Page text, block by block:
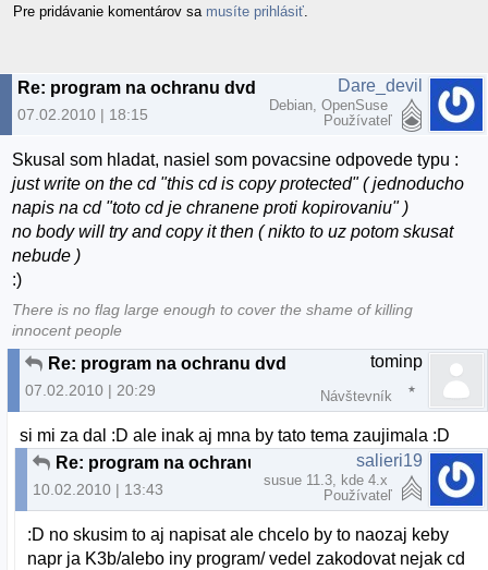
Pre pridávanie komentárov sa musíte prihlásiť
Re: program na ochranu dvd
07.02.2010 | 18:15
Dare_devil
Debian, OpenSuse
Používateľ
Skusal som hladat, nasiel som povacsine odpovede typu :
just write on the cd "this cd is copy protected" ( jednoducho
napis na cd "toto cd je chranene proti kopirovaniu" )
no body will try and copy it then ( nikto to uz potom skusat
nebude )
:)
There is no flag large enough to cover the shame of killing
innocent people
Re: program na ochranu dvd
07.02.2010 | 20:29
tominp
Návštevník
si mi za dal :D ale inak aj mna by tato tema zaujimala :D
Re: program na ochranu dvd
10.02.2010 | 13:43
salieri19
susue 11.3, kde 4.x
Používateľ
:D no skusim to aj napisat ale chcelo by to naozaj keby
napr ja K3b/alebo iny program/ vedel zakodovat nejak cd